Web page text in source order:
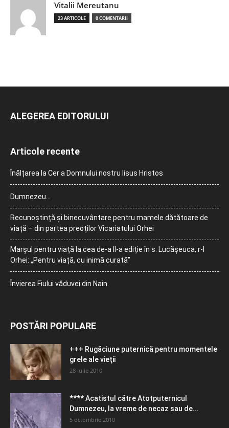
Vitalii Mereutanu
23 ARTICOLE 0 COMENTARII
ALEGEREA EDITORULUI
Articole recente
Înălțarea la Cer a Domnului nostru Iisus Hristos
Dumnezeu…
Recunoștință și binecuvântare pentru mamele dătătoare de
viață – din partea preoților Vicariatului Orhei
Marșul pentru viață la cea de-a II-a ediție în s. Lucășeuca, r-l
Orhei: „Pentru viață, cu inimă curată”
Învierea Fiului văduvei din Nain
POSTĂRI POPULARE
+++ Rugăciune puternică pentru momentele
grele ale vieţii
28 iulie 2010
**** Acatistul către Atotputernicul
Dumnezeu, la vreme de necaz sau de...
5 octombrie 2010